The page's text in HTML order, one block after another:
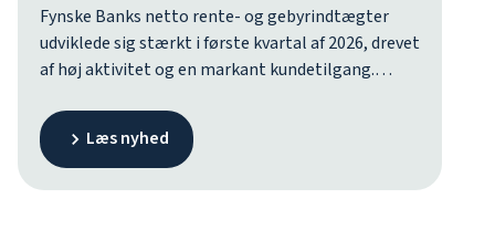
Fynske Banks netto rente- og gebyrindtægter
udviklede sig stærkt i første kvartal af 2026, drevet
af høj aktivitet og en markant kundetilgang.
kvartalsregnskabet, som ender med et overskud
på 18,5 mio. kr. før skat. Resultatet kommer i
Læs nyhed